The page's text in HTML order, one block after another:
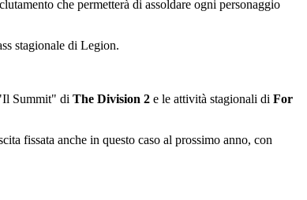
che permetterà di assoldare ogni personaggio
stagionale di Legion.
Summit" di The Division 2 e le attività stagionali di For
fissata anche in questo caso al prossimo anno, con